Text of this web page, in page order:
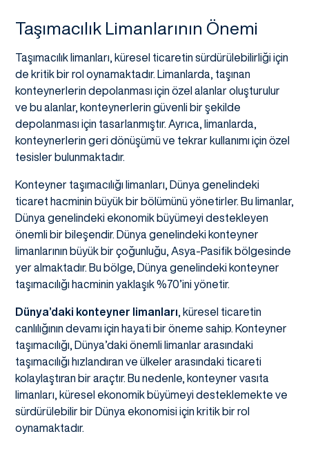
Taşımacılık Limanlarının Önemi
Taşımacılık limanları, küresel ticaretin sürdürülebilirliği için
de kritik bir rol oynamaktadır. Limanlarda, taşınan
konteynerlerin depolanması için özel alanlar oluşturulur
ve bu alanlar, konteynerlerin güvenli bir şekilde
depolanması için tasarlanmıştır. Ayrıca, limanlarda,
konteynerlerin geri dönüşümü ve tekrar kullanımı için özel
tesisler bulunmaktadır.
Konteyner taşımacılığı limanları, Dünya genelindeki
ticaret hacminin büyük bir bölümünü yönetirler. Bu limanlar,
Dünya genelindeki ekonomik büyümeyi destekleyen
önemli bir bileşendir. Dünya genelindeki konteyner
limanlarının büyük bir çoğunluğu, Asya-Pasifik bölgesinde
yer almaktadır. Bu bölge, Dünya genelindeki konteyner
taşımacılığı hacminin yaklaşık %70’ini yönetir.
Dünya’daki konteyner limanları , küresel ticaretin
canlılığının devamı için hayati bir öneme sahip. Konteyner
taşımacılığı, Dünya’daki önemli limanlar arasındaki
taşımacılığı hızlandıran ve ülkeler arasındaki ticareti
kolaylaştıran bir araçtır. Bu nedenle, konteyner vasıta
limanları, küresel ekonomik büyümeyi desteklemekte ve
sürdürülebilir bir Dünya ekonomisi için kritik bir rol
oynamaktadır.